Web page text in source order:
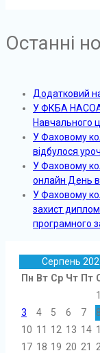
Останні
Додатковий
У ФКБА НАСОА
Навчального
У Фаховому
відбулося
У Фаховому
онлайн День
У Фаховому
захист
програмного
Серпень
Пн Вт Ср Чт Пт
1
3
4 5 6 7 8
10 11 12 13 14
17 18 19 20 21